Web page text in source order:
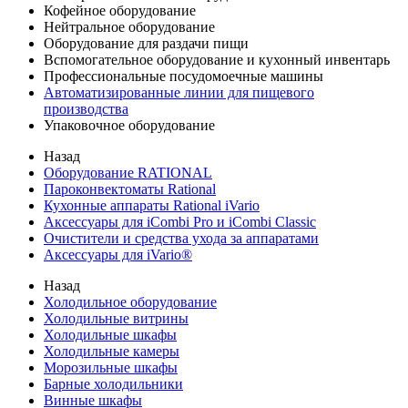
Кофейное оборудование
Нейтральное оборудование
Оборудование для раздачи пищи
Вспомогательное оборудование и кухонный инвентарь
Профессиональные посудомоечные машины
Автоматизированные линии для пищевого
производства
Упаковочное оборудование
Назад
Оборудование RATIONAL
Пароконвектоматы Rational
Кухонные аппараты Rational iVario
Аксессуары для iCombi Pro и iCombi Classic
Очистители и средства ухода за аппаратами
Аксессуары для iVario®
Назад
Холодильное оборудование
Холодильные витрины
Холодильные шкафы
Холодильные камеры
Морозильные шкафы
Барные холодильники
Винные шкафы